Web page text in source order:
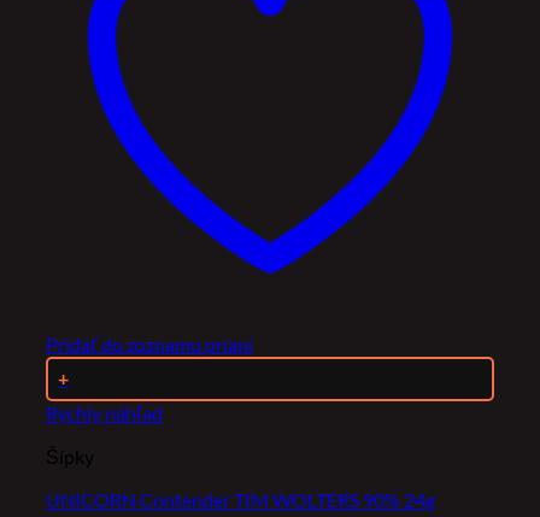
Pridať do zoznamu prianí
+
Rýchly náhľad
Šípky
UNICORN Contender TIM WOLTERS 90% 24g